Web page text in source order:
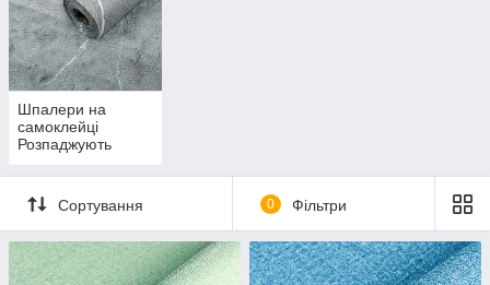
Шпалери на
самоклейці
Розпаджують
Сортування 0 Фільтри